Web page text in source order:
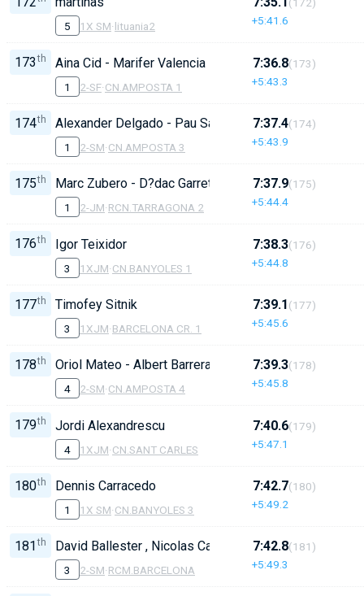
5 1X SM·lituania2 +5:41.6
(172)
173 th Aina Cid - Marifer Valencia
1 2-SF·CN.AMPOSTA 1
7:36.8
+5:43.3
(173)
174th Alexander Delgado - Pau Sanchez
1 2-SM·CN.AMPOSTA 3
7:37.4
+5:43.9
(174)
175th Marc Zubero - D?dac Garreta
1 2-JM·RCN.TARRAGONA 2
7:37.9
+5:44.4
(175)
176th Igor Teixidor
3 1XJM·CN.BANYOLES 1
7:38.3
+5:44.8
(176)
177th Timofey Sitnik
3 1XJM·BARCELONA CR. 1
7:39.1
+5:45.6
(177)
178th Oriol Mateo - Albert Barrera
4 2-SM·CN.AMPOSTA 4
7:39.3
+5:45.8
(178)
179th Jordi Alexandrescu
4 1XJM·CN.SANT CARLES
7:40.6
+5:47.1
(179)
180th Dennis Carracedo
1 1X SM·CN.BANYOLES 3
7:42.7
+5:49.2
(180)
181 th David Ballester , Nicolas Cardona
3 2-SM·RCM.BARCELONA
7:42.8
+5:49.3
(181)